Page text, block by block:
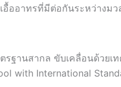
ออาทรที่มีต่อกันระหว่างม
ฐานสากล ขับเคลื่อนด้วย
with International